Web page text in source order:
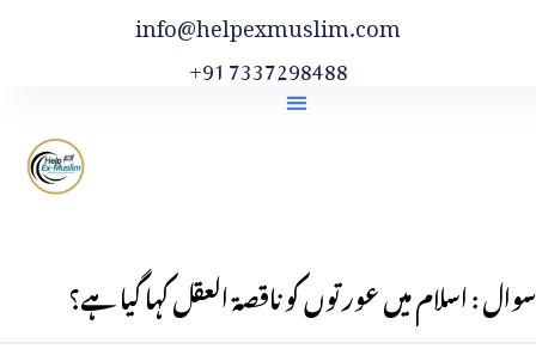
info@helpexmuslim.com
+91 7337298488
سوال : اسلام میں عورتوں کو ناقصۃ العقل کہا گیا ہے؟